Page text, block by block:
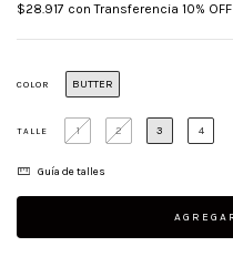
$28.917 con Transferencia 10% OFF
COLOR BUTTER
TALLE 1 2 3 4
Guía de talles